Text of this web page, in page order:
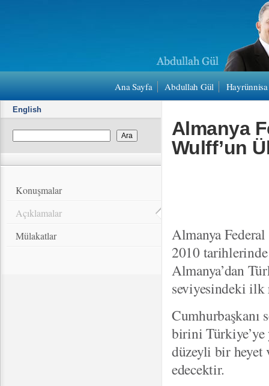
Ana Sayfa Abdullah Gül
English
Konuşmalar
Açıklamalar
Mülakatlar
Almanya
Wulff’un
Almanya
2010
Almanya’dan
seviyesindeki ilk
Cumhurbaşkanı
birini Türkiye’ye
düzeyli bir heyet
edecektir.